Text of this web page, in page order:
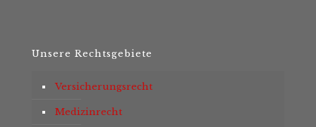
Unsere Rechtsgebiete
Versicherungsrecht
Medizinrecht